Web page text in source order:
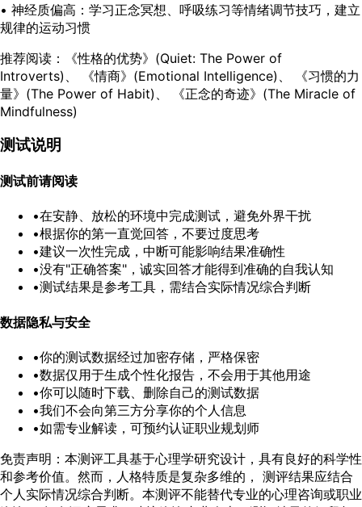
• 神经质偏高 ：学习正念冥想、呼吸练习等情绪调节技巧，建立
规律的运动习惯
推荐阅读：
《性格的优势》(Quiet: The Power of
Introverts)、 《情商》(Emotional Intelligence)、 《习惯的力
量》(The Power of Habit)、 《正念的奇迹》(The Miracle of
Mindfulness)
测试说明
测试前请阅读
•在安静、放松的环境中完成测试，避免外界干扰
•根据你的第一直觉回答，不要过度思考
•建议一次性完成，中断可能影响结果准确性
•没有"正确答案"，诚实回答才能得到准确的自我认知
•测试结果是参考工具，需结合实际情况综合判断
数据隐私与安全
•你的测试数据经过加密存储 ，严格保密
•数据仅用于生成个性化报告，不会用于其他用途
•你可以随时下载、删除自己的测试数据
•我们不会向第三方分享你的个人信息
•如需专业解读，可预约认证职业规划师
免责声明： 本测评工具基于心理学研究设计，具有良好的科学性
和参考价值。然而，人格特质是复杂多维的， 测评结果应结合
个人实际情况综合判断。本测评不能替代专业的心理咨询或职业